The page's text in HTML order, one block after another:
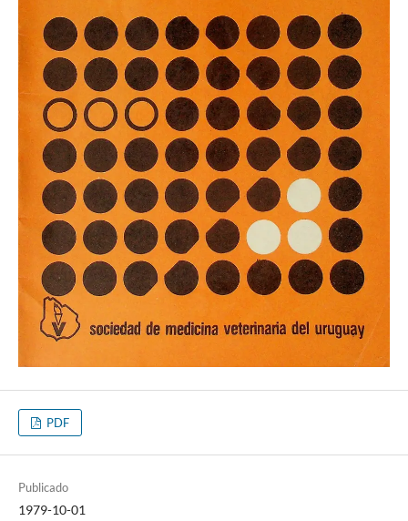
PDF
Publicado
1979-10-01